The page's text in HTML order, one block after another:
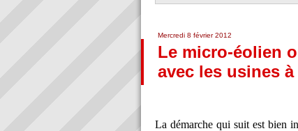
Mercredi 8 février 2012
Le micro-éolien
avec les usines à
La démarche qui suit est bien